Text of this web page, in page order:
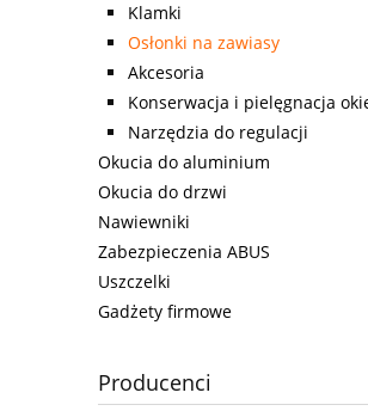
Klamki
Osłonki na zawiasy
Akcesoria
Konserwacja i pielęgnacja
Narzędzia do regulacji
Okucia do aluminium
Okucia do drzwi
Nawiewniki
Zabezpieczenia ABUS
Uszczelki
Gadżety firmowe
Producenci